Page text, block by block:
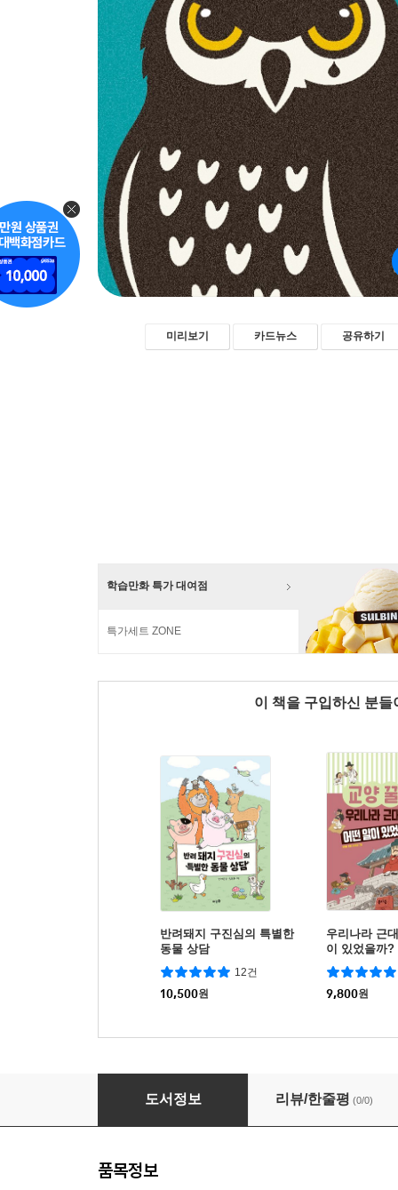
미리보기 카드뉴스 공유하기
학습만화 특가 대여점
특가세트 ZONE
이 책을 구입하신 분
반려돼지 구진심의 특별한
동물 상담
12건
10,500원
우리나라 근
이 있었을까?
9,800원
밤하늘의 황제 수리부엉이가 고달픈 이유
도서정보 리뷰/한줄평 (0/0)
품목정보